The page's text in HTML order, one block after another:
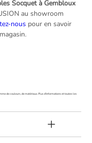
Socquet à Gembloux
au showroom
nous pour en savoir
de couleurs, de matériaux. Plus d'informations et toutes les